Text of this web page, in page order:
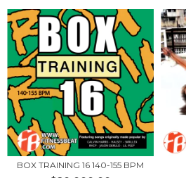
BOX TRAINING 16 140-155 BPM